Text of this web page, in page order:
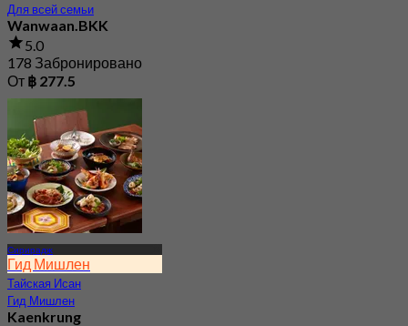
Для всей семьи
Wanwaan.BKK
5.0
178 Забронировано
От ฿ 277.5
Сирирадж
Гид Мишлен
Тайская Исан
Гид Мишлен
Kaenkrung